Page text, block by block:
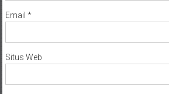
Email *
Situs Web